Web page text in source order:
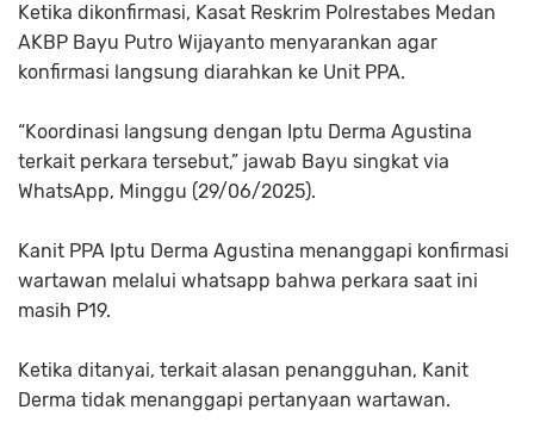
Ketika dikonfirmasi, Kasat Reskrim Polrestabes Medan
AKBP Bayu Putro Wijayanto menyarankan agar
konfirmasi langsung diarahkan ke Unit PPA.
“Koordinasi langsung dengan Iptu Derma Agustina
terkait perkara tersebut,” jawab Bayu singkat via
WhatsApp, Minggu (29/06/2025).
Kanit PPA Iptu Derma Agustina menanggapi konfirmasi
wartawan melalui whatsapp bahwa perkara saat ini
masih P19.
Ketika ditanyai, terkait alasan penangguhan, Kanit
Derma tidak menanggapi pertanyaan wartawan.